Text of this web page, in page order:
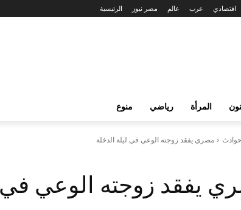
الرئيسية مصر نيوز عالم عرب اقتصادي
المرأة رياضي منوع
حوادث مصري يفقد زوجته الوعي في ليلة الدخلة
يفقد زوجته الوعي في